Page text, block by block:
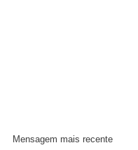
Mensagem mais recente